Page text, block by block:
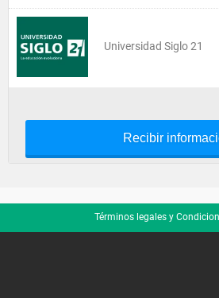
Universidad Siglo 21
Recibir
Términos legales y